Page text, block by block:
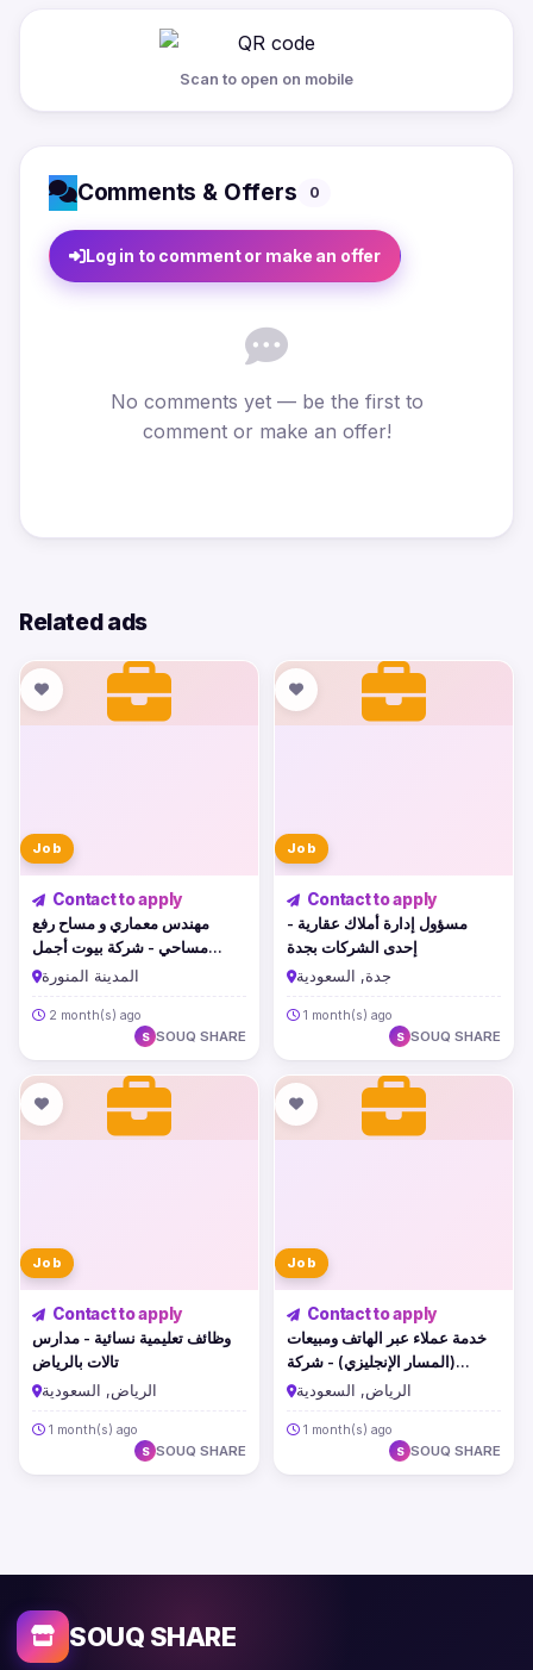
Scan to open on mobile
Comments & Offers 0
Log in to comment or make an offer
No comments yet — be the first to
comment or make an offer!
Related ads
Job
Contact to apply
مهندس معماري و مساح رفع
مساحي - شركة بيوت أجمل
بالمدينة المنورة
المدينة المنورة
2 month(s) ago
S SOUQ SHARE
Job
Contact to apply
مسؤول إدارة أملاك عقارية -
إحدى الشركات بجدة
جدة, السعودية
1 month(s) ago
S SOUQ SHARE
Job
Contact to apply
وظائف تعليمية نسائية - مدارس
تالات بالرياض
الرياض, السعودية
1 month(s) ago
S SOUQ SHARE
Job
Contact to apply
خدمة عملاء عبر الهاتف ومبيعات
(المسار الإنجليزي) - شركة
سمارت لينك
الرياض, السعودية
1 month(s) ago
S SOUQ SHARE
SOUQ SHARE